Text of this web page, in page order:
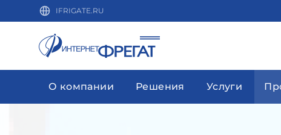
IFRIGATE.RU
О компании Решения Услуги